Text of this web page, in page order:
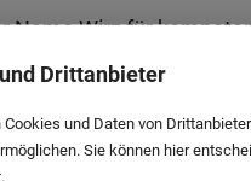
Drittanbieter
und Daten von
Sie können hier
Name Wirz für
wir unsere
Auswahl an